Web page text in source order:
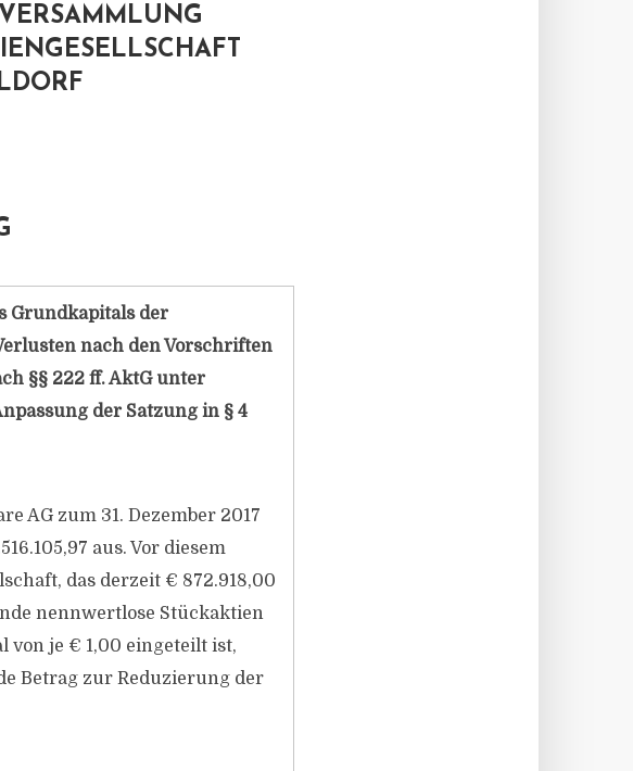
Grundkapitals der
nach den Vorschriften
§§ 222 ff. AktG unter
der Satzung in § 4
AG zum 31. Dezember 2017
aus. Vor diesem
das derzeit € 872.918,00
nennwertlose Stückaktien
von je € 1,00 eingeteilt ist,
Betrag zur Reduzierung der